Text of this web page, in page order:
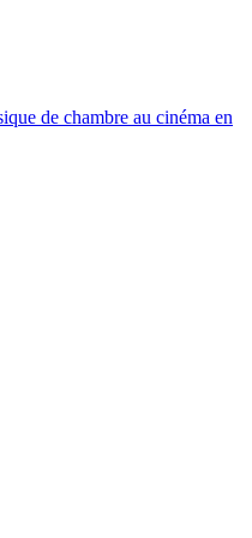
de chambre au cinéma en